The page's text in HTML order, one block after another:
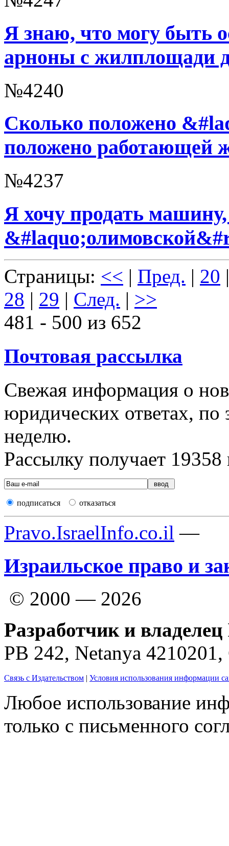
Я знаю, что могу быть
арноны с жилплощади
№4240
Сколько положено
положено работающей
№4237
Я хочу продать
Страницы: << | Пред. | 20
28 | 29 | След. | >>
481 - 500 из 652
Почтовая рассылка
Свежая информация о
юридических ответах, по
неделю.
Рассылку получает 19358
подписаться отказаться
Pravo.IsraelInfo.co.il —
Израильское право и
© 2000 — 2026
Разработчик и
PB 242, Netanya
Связь с Издательством Условия использования информации
Любое использование
только с письменного